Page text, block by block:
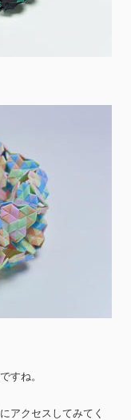
すね。
アクセスしてみてく